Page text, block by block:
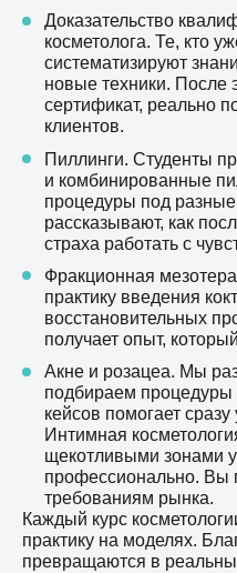
Доказательство
косметолога. Те, кто
систематизируют
новые техники. После
сертификат, реально
клиентов.
Пиллинги. Студенты
и комбинированные
процедуры под
рассказывают, как
страха работать с
Фракционная
практику введения
восстановительных
получает опыт,
Акне и розацеа. Мы
подбираем процедуры
кейсов помогает
Интимная
щекотливыми зонами
профессионально. Вы
требованиям рынка.
Каждый курс
практику на моделях.
превращаются в